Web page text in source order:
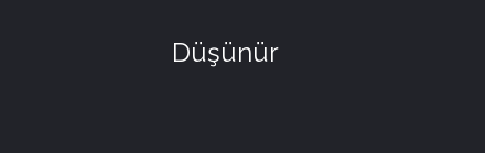
Düşünür